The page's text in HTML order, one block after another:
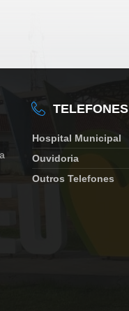
TELEFONES
Hospital Municipal
Ouvidoria
Outros Telefones